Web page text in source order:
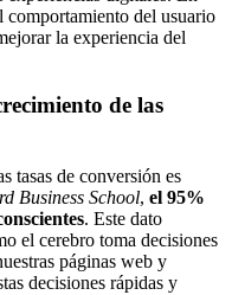
comportamiento del usuario
la experiencia del
de las
tasas de conversión es
Business School, el 95%
. Este dato
el cerebro toma decisiones
páginas web y
decisiones rápidas y